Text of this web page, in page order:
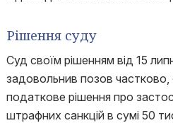
Рішення суду
Суд своїм рішенням від 15
задовольнив позов
податкове рішення про
штрафних санкцій в сумі 50